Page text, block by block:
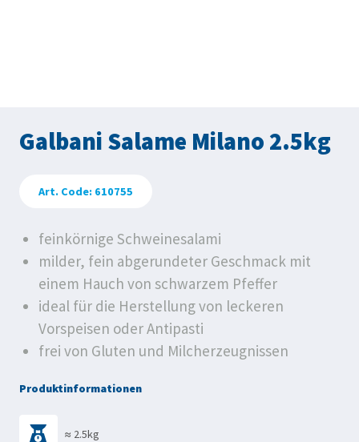
Galbani Salame Milano 2.5kg
Art. Code: 610755
feinkörnige Schweinesalami
milder, fein abgerundeter Geschmack mit
einem Hauch von schwarzem Pfeffer
ideal für die Herstellung von leckeren
Vorspeisen oder Antipasti
frei von Gluten und Milcherzeugnissen
Produktinformationen
≈ 2.5kg